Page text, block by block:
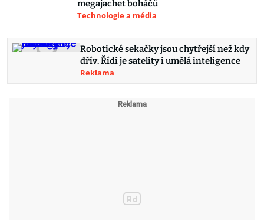
megajachet boháčů
Technologie a média
Robotické sekačky jsou chytřejší než kdy
dřív. Řídí je satelity i umělá inteligence
Reklama